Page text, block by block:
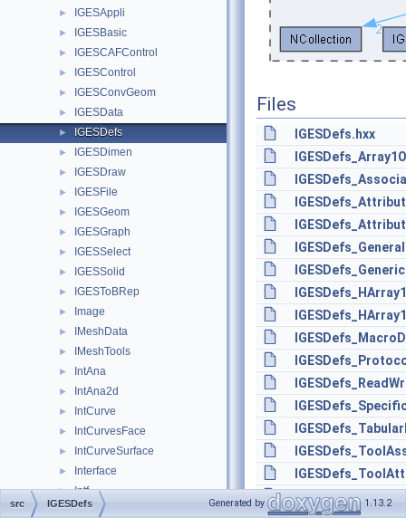
► IGESAppli
► IGESBasic
► IGESCAFControl
► IGESControl
► IGESConvGeom
► IGESData
► IGESDefs
► IGESDimen
► IGESDraw
► IGESFile
► IGESGeom
► IGESGraph
► IGESSelect
► IGESSolid
► IGESToBRep
► Image
► IMeshData
► IMeshTools
► IntAna
► IntAna2d
► IntCurve
► IntCurvesFace
► IntCurveSurface
► Interface
► Intf
► IntImp
Files
IGESDefs.hxx
src IGESDefs Generated by 1.13.2